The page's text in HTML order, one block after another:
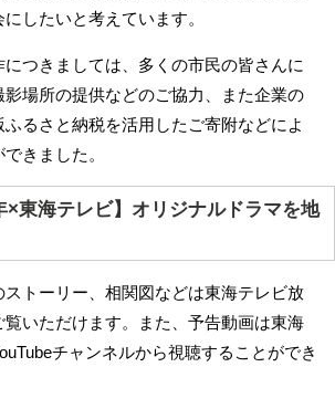
したいと考えています。
つきましては、多くの市民の皆さんに
場所の提供などのご協力、また企業の
るさと納税を活用したご寄附などによ
きました。
×東海テレビ】オリジナルドラマを地
トーリー、相関図などは東海テレビ放
いただけます。また、予告動画は東海
チャンネルから視聴することができ